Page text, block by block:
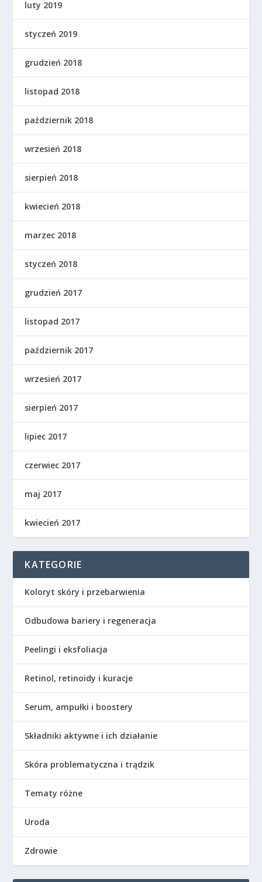
luty 2019
styczeń 2019
grudzień 2018
listopad 2018
październik 2018
wrzesień 2018
sierpień 2018
kwiecień 2018
marzec 2018
styczeń 2018
grudzień 2017
listopad 2017
październik 2017
wrzesień 2017
sierpień 2017
lipiec 2017
czerwiec 2017
maj 2017
kwiecień 2017
KATEGORIE
Koloryt skóry i przebarwienia
Odbudowa bariery i regeneracja
Peelingi i eksfoliacja
Retinol, retinoidy i kuracje
Serum, ampułki i boostery
Składniki aktywne i ich działanie
Skóra problematyczna i trądzik
Tematy różne
Uroda
Zdrowie